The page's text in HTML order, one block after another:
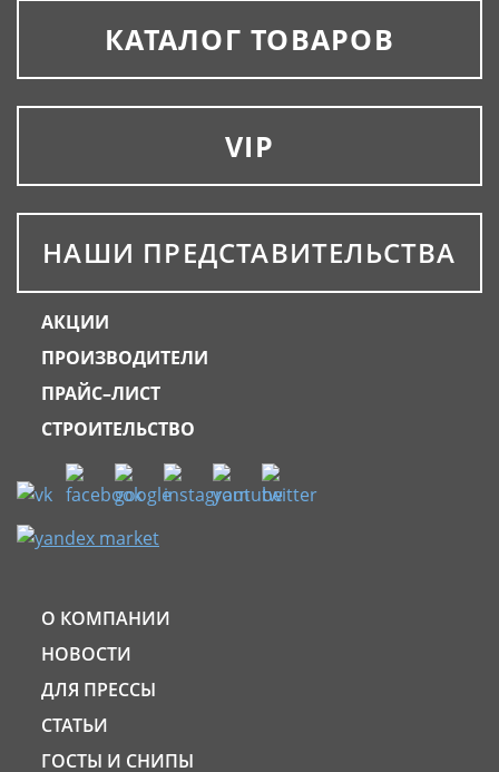
КАТАЛОГ ТОВАРОВ
VIP
НАШИ ПРЕДСТАВИТЕЛЬСТВА
АКЦИИ
ПРОИЗВОДИТЕЛИ
ПРАЙС–ЛИСТ
СТРОИТЕЛЬСТВО
О КОМПАНИИ
НОВОСТИ
ДЛЯ ПРЕССЫ
СТАТЬИ
ГОСТЫ И СНИПЫ